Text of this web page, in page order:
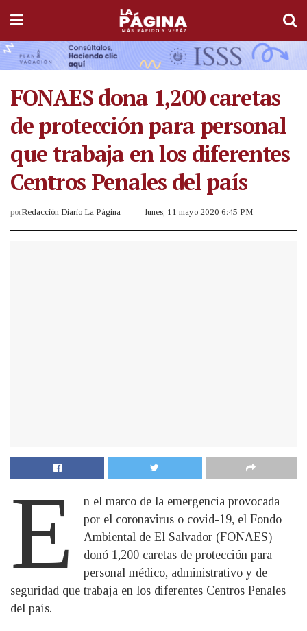
FONAES dona 1,200 caretas
de protección para personal
que trabaja en los diferentes
Centros Penales del país
porRedacción Diario La Página lunes, 11 mayo 2020 6:45 PM
E
n el marco de la emergencia provocada
por el coronavirus o covid-19, el Fondo
Ambiental de El Salvador (FONAES)
donó 1,200 caretas de protección para
personal médico, administrativo y de
seguridad que trabaja en los diferentes Centros Penales
del país.